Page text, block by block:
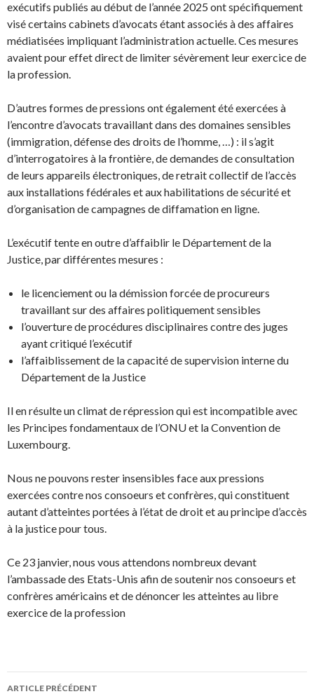
exécutifs publiés au début de l’année 2025 ont spécifiquement
visé certains cabinets d’avocats étant associés à des affaires
médiatisées impliquant l’administration actuelle. Ces mesures
avaient pour effet direct de limiter sévèrement leur exercice de
la profession.
D’autres formes de pressions ont également été exercées à
l’encontre d’avocats travaillant dans des domaines sensibles
(immigration, défense des droits de l’homme, …) : il s’agit
d’interrogatoires à la frontière, de demandes de consultation
de leurs appareils électroniques, de retrait collectif de l’accès
aux installations fédérales et aux habilitations de sécurité et
d’organisation de campagnes de diffamation en ligne.
L’exécutif tente en outre d’affaiblir le Département de la
Justice, par différentes mesures :
le licenciement ou la démission forcée de procureurs
travaillant sur des affaires politiquement sensibles
l’ouverture de procédures disciplinaires contre des juges
ayant critiqué l’exécutif
l’affaiblissement de la capacité de supervision interne du
Département de la Justice
Il en résulte un climat de répression qui est incompatible avec
les Principes fondamentaux de l’ONU et la Convention de
Luxembourg.
Nous ne pouvons rester insensibles face aux pressions
exercées contre nos consoeurs et confrères, qui constituent
autant d’atteintes portées à l’état de droit et au principe d’accès
à la justice pour tous.
Ce 23 janvier, nous vous attendons nombreux devant
l’ambassade des Etats-Unis afin de soutenir nos consoeurs et
confrères américains et de dénoncer les atteintes au libre
exercice de la profession
ARTICLE PRÉCÉDENT